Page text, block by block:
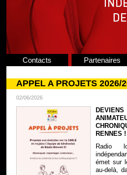
Contacts Partenaires
APPEL A PROJETS 2026/
02/06/2026
DEVIENS
RENNES !
Radio
émet sur
au-delà,